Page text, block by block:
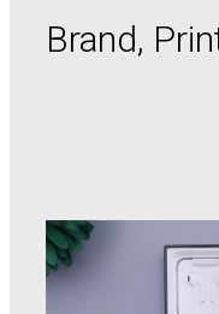
Brand,